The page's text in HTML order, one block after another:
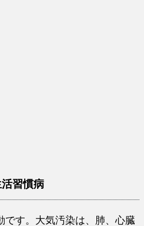
習慣病
です。大気汚染は、肺、心臓